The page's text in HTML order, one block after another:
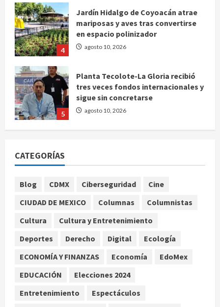
4
mariposas y aves tras convertirse
en espacio polinizador
agosto 10, 2026
5
tres veces fondos internacionales y
sigue sin concretarse
agosto 10, 2026
1
Claudia Sheinbaum decreta Jornada
de Reforestación cada segundo
agosto 10, 2026
3
Reflexionan sobre el derecho a la
barrio
CATEGORÍAS
Blog CDMX Ciberseguridad
Cine
CIUDAD DE MEXICO
Columnas
Columnistas
Cultura
Cultura y Entretenimiento
Deportes
Derecho Digital
Ecología
ECONOMÍA Y FINANZAS
Economía
EdoMex
EDUCACIÓN
Elecciones 2024
Entretenimiento
Espectáculos